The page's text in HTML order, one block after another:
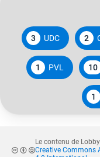
3 UDC 2
1 PVL 10
1
Le contenu de
Creative Commons